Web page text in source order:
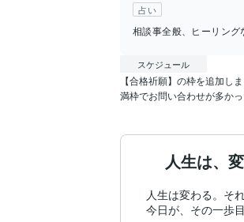
占い
相談事全般、ヒーリング
スケジュール
【合格祈願】の枠を追加しま
満枠でお問い合わせが多か
人生は、
人生は変わる。そ
今日が、その一歩目